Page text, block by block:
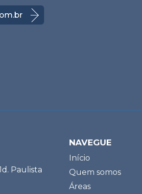
Paulista
NAVEGUE
Início
Quem somos
Áreas